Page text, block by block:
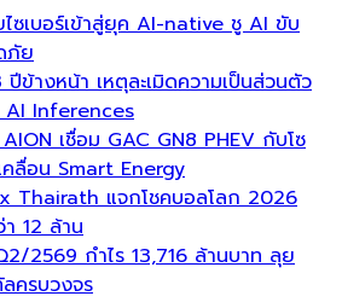
ซเบอร์เข้าสู่ยุค AI-native ชู AI ขับ
ภัย
ข้างหน้า เหตุละเมิดความเป็นส่วนตัว
Inferences
เชื่อม GAC GN8 PHEV กับโซ
คลื่อน Smart Energy
Thairath แจกโชคบอลโลก 2026
12 ล้าน
2569 กำไร 13,716 ล้านบาท ลุย
ครบวงจร